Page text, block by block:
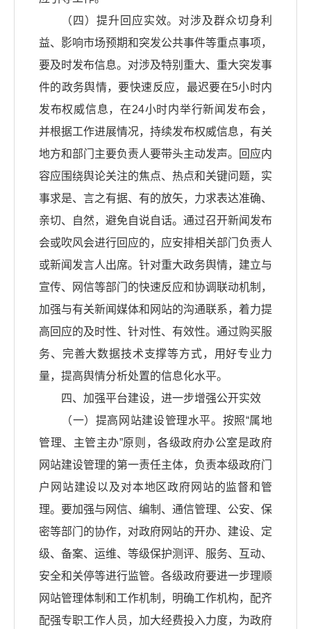
（四）提升回应实效。对涉及群众切身利
益、影响市场预期和突发公共事件等重点事项，
要及时发布信息。对涉及特别重大、重大突发事
件的政务舆情，要快速反应，最迟要在5小时内
发布权威信息，在24小时内举行新闻发布会，
并根据工作进展情况，持续发布权威信息，有关
地方和部门主要负责人要带头主动发声。回应内
容应围绕舆论关注的焦点、热点和关键问题，实
事求是、言之有据、有的放矢，力求表达准确、
亲切、自然，避免自说自话。通过召开新闻发布
会或吹风会进行回应的，应安排相关部门负责人
或新闻发言人出席。针对重大政务舆情，建立与
宣传、网信等部门的快速反应和协调联动机制，
加强与有关新闻媒体和网站的沟通联系，着力提
高回应的及时性、针对性、有效性。通过购买服
务、完善大数据技术支撑等方式，用好专业力
量，提高舆情分析处置的信息化水平。
四、加强平台建设，进一步增强公开实效
（一）提高网站建设管理水平。按照“属地
管理、主管主办”原则，各级政府办公室是政府
网站建设管理的第一责任主体，负责本级政府门
户网站建设以及对本地区政府网站的监督和管
理。要加强与网信、编制、通信管理、公安、保
密等部门的协作，对政府网站的开办、建设、定
级、备案、运维、等级保护测评、服务、互动、
安全和关停等进行监管。各级政府要进一步理顺
网站管理体制和工作机制，明确工作机构，配齐
配强专职工作人员，加大经费投入力度，为政府